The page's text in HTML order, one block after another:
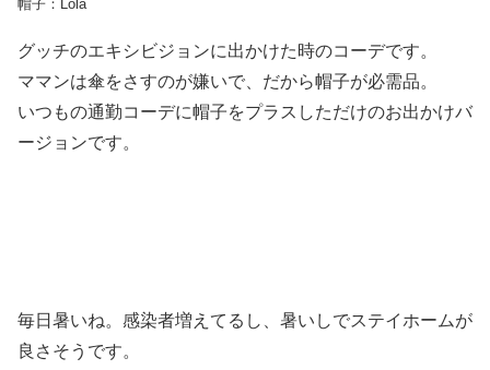
帽子：Lola
グッチのエキシビジョンに出かけた時のコーデです。
ママンは傘をさすのが嫌いで、だから帽子が必需品。
いつもの通勤コーデに帽子をプラスしただけのお出かけバ
ージョンです。
毎日暑いね。感染者増えてるし、暑いしでステイホームが
良さそうです。